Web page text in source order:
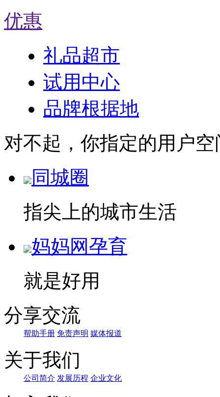
优惠
礼品超市
试用中心
品牌根据地
对不起，你指定的用户
同城圈
指尖上的城市生活
妈妈网孕育
就是好用
分享交流
帮助手册 免责声明 媒体报道
关于我们
公司简介 发展历程 企业文化